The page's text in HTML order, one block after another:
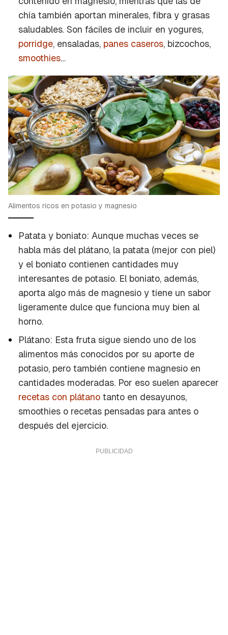
chía también aportan minerales, fibra y grasas
saludables. Son fáciles de incluir en yogures,
porridge, ensaladas, panes caseros, bizcochos,
smoothies…
Alimentos ricos en potasio y magnesio
Patata y boniato: Aunque muchas veces se
habla más del plátano, la patata (mejor con piel)
y el boniato contienen cantidades muy
interesantes de potasio. El boniato, además,
aporta algo más de magnesio y tiene un sabor
ligeramente dulce que funciona muy bien al
horno.
Plátano: Esta fruta sigue siendo uno de los
alimentos más conocidos por su aporte de
potasio, pero también contiene magnesio en
cantidades moderadas. Por eso suelen aparecer
recetas con plátano tanto en desayunos,
smoothies o recetas pensadas para antes o
después del ejercicio.